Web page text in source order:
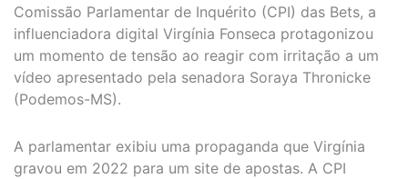
Comissão Parlamentar de Inquérito (CPI) das Bets, a
influenciadora digital Virgínia Fonseca protagonizou
um momento de tensão ao reagir com irritação a um
vídeo apresentado pela senadora Soraya Thronicke
(Podemos-MS).
A parlamentar exibiu uma propaganda que Virgínia
gravou em 2022 para um site de apostas. A CPI